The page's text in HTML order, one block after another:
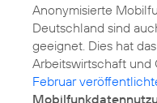
Anonymisierte
Deutschland sind
geeignet. Dies hat
Arbeitswirtschaft und
Februar